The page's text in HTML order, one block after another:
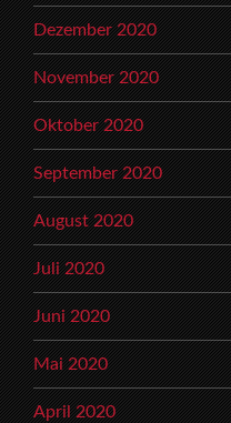
Dezember 2020
November 2020
Oktober 2020
September 2020
August 2020
Juli 2020
Juni 2020
Mai 2020
April 2020